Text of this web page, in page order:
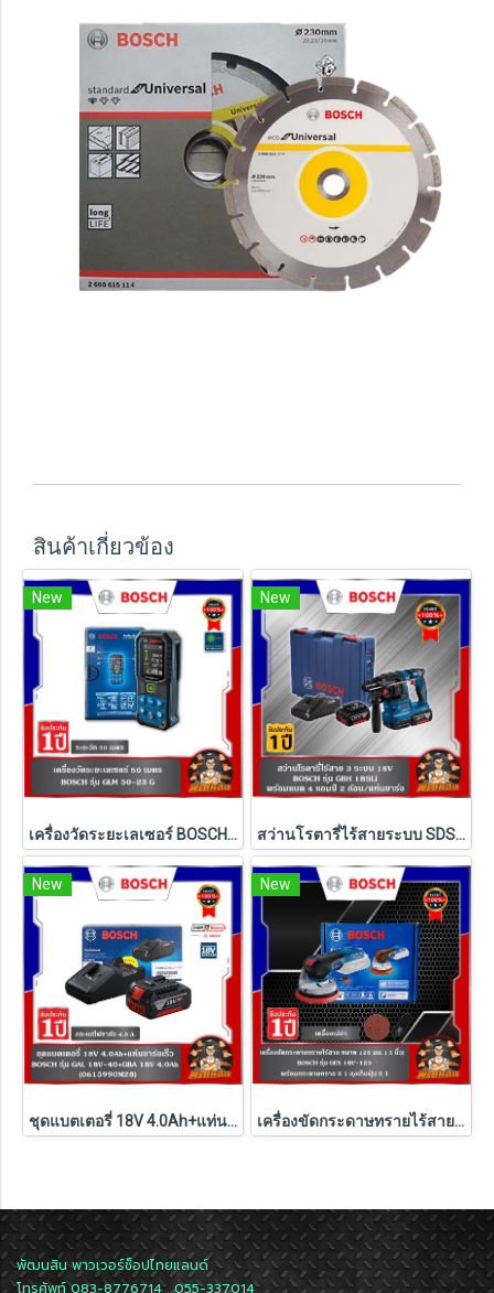
สินค้าเกี่ยวข้อง
New
เครื่องวัดระยะเลเซอร์ BOSCH GLM 50-23 G 50 เมตร
New
สว่านโรตารี่ไร้สายระบบ SDS PLUS BOSCH รุ่น GBH 185-LI ครบชุด และ เครื่องเปล่า ( รับประกัน 1 ปี)
New
ชุดแบตเตอรี่ 18V 4.0Ah+แท่นชาร์จเร็ว รุ่น GAL 18V-40+GBA 18V 4.0Ah BOSCH
New
เครื่องขัดกระดาษทรายไร้สาย BOSCH รุ่น GEX 18V-125 (เครื่องเปล่า)
พัฒนสิน พาวเวอร์ช็อปไทยแลนด์
โทรศัพท์ 083-8776714 , 055-337014